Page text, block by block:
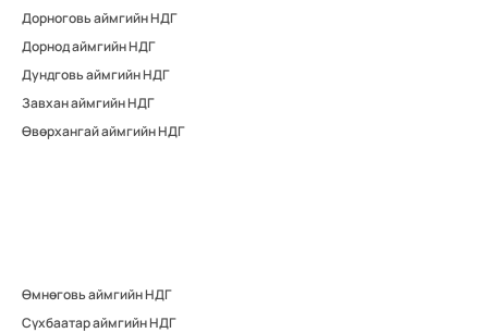
Дорноговь аймгийн НДГ
Дорнод аймгийн НДГ
Дундговь аймгийн НДГ
Завхан аймгийн НДГ
Өвөрхангай аймгийн НДГ
Өмнөговь аймгийн НДГ
Сүхбаатар аймгийн НДГ